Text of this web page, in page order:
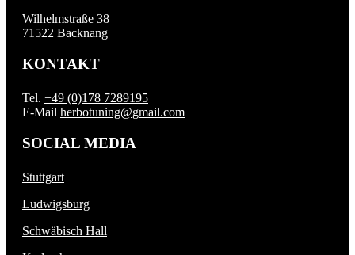
Wilhelmstraße 38
71522 Backnang
KONTAKT
Tel. +49 (0)178 7289195
E-Mail herbotuning@gmail.com
SOCIAL MEDIA
Stuttgart
Ludwigsburg
Schwäbisch Hall